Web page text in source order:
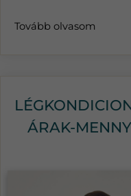
Tovább olvasom
ÁRAK-